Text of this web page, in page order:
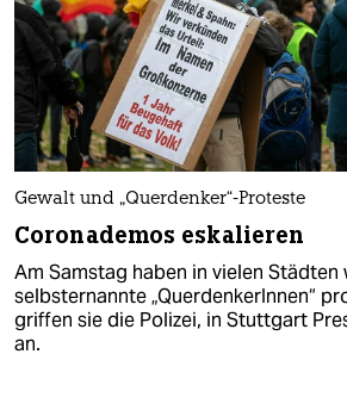
Gewalt und „Querdenker“-Proteste
Coronademos eskalieren
Am Samstag haben in vielen Städten
selbsternannte „QuerdenkerInnen“
griffen sie die Polizei, in Stuttgart
an.